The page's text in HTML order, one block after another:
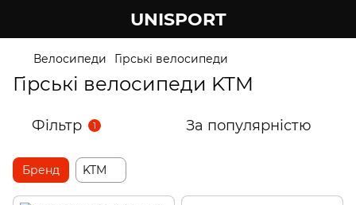
UNISPORT
Велосипеди Гірські велосипеди
Гірські велосипеди KTM
Фільтр 1 За популярністю
Бренд KTM